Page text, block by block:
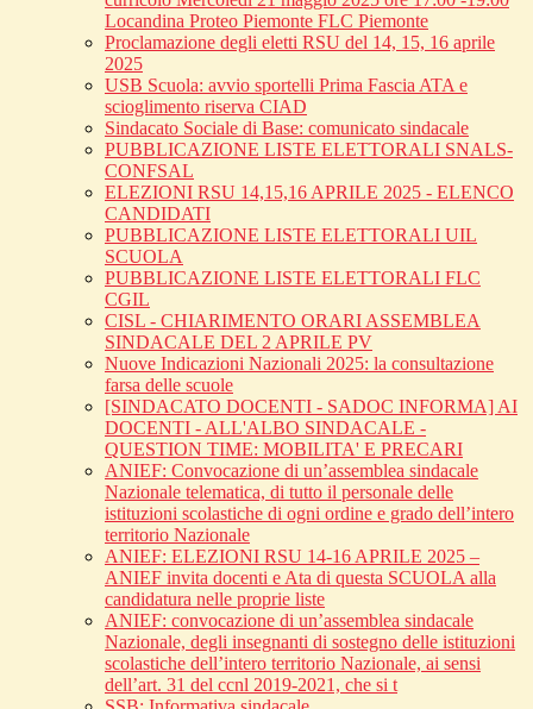
Locandina Proteo Piemonte FLC Piemonte
Proclamazione degli eletti RSU del 14, 15, 16 aprile
2025
USB Scuola: avvio sportelli Prima Fascia ATA e
scioglimento riserva CIAD
Sindacato Sociale di Base: comunicato sindacale
PUBBLICAZIONE LISTE ELETTORALI SNALS-
CONFSAL
ELEZIONI RSU 14,15,16 APRILE 2025 - ELENCO
CANDIDATI
PUBBLICAZIONE LISTE ELETTORALI UIL
SCUOLA
PUBBLICAZIONE LISTE ELETTORALI FLC
CGIL
CISL - CHIARIMENTO ORARI ASSEMBLEA
SINDACALE DEL 2 APRILE PV
Nuove Indicazioni Nazionali 2025: la consultazione
farsa delle scuole
[SINDACATO DOCENTI - SADOC INFORMA] AI
DOCENTI - ALL'ALBO SINDACALE -
QUESTION TIME: MOBILITA' E PRECARI
ANIEF: Convocazione di un’assemblea sindacale
Nazionale telematica, di tutto il personale delle
istituzioni scolastiche di ogni ordine e grado dell’intero
territorio Nazionale
ANIEF: ELEZIONI RSU 14-16 APRILE 2025 –
ANIEF invita docenti e Ata di questa SCUOLA alla
candidatura nelle proprie liste
ANIEF: convocazione di un’assemblea sindacale
Nazionale, degli insegnanti di sostegno delle istituzioni
scolastiche dell’intero territorio Nazionale, ai sensi
dell’art. 31 del ccnl 2019-2021, che si t